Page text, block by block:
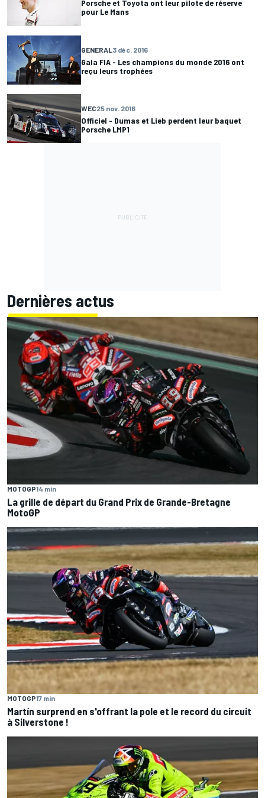
Porsche et Toyota ont leur pilote de réserve
pour Le Mans
GENERAL 3 déc. 2016
Gala FIA - Les champions du monde 2016 ont
reçu leurs trophées
WEC25 nov. 2016
Officiel - Dumas et Lieb perdent leur baquet
Porsche LMP1
Dernières actus
MOTOGP14 min
La grille de départ du Grand Prix de Grande-Bretagne
MotoGP
MOTOGP17 min
Martín surprend en s'offrant la pole et le record du circuit
à Silverstone !